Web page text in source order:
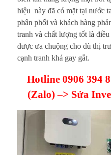
hiệu này đã có mặt tại nước
phân phối và khách hàng
tranh và chất lượng tốt là
được ưa chuộng cho dù thị
cạnh tranh khá gay gắt.
Hotline 0906 394
(Zalo) –> Sửa